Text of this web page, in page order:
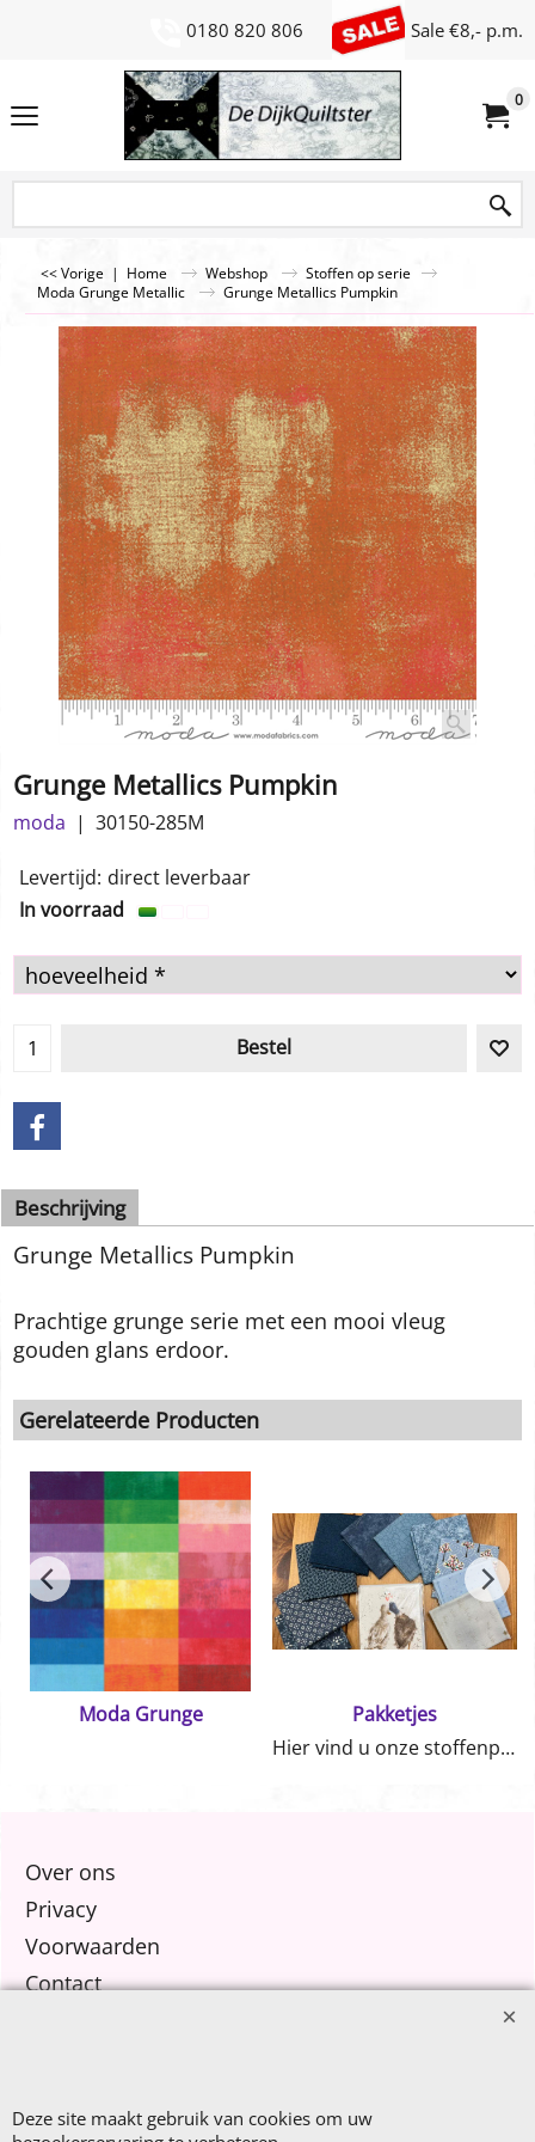
0180 820 806 Sale €8,- p.m.
0
<< Vorige | Home Webshop
Stoffen op serie
Moda Grunge Metallic
Grunge Metallics Pumpkin
Grunge Metallics Pumpkin
moda 30150-285M
€ 1.00 incl BTW
Levertijd: direct leverbaar
Beschrijving
Prachtige grunge serie met een mooi vleug
Pakketjes
Over ons
Privacy
Voorwaarden
Contact
After Summer Sale
Deze site maakt gebruik van cookies om uw